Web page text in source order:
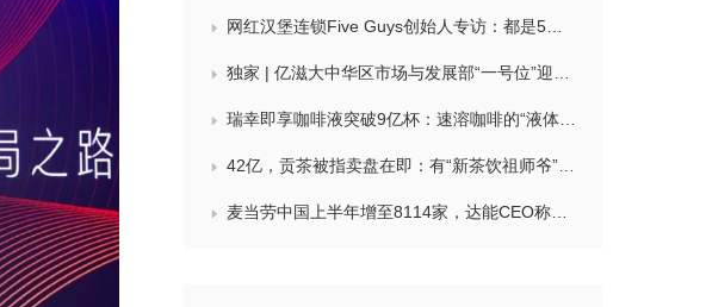
网红汉堡连锁Five Guys创始人专访：都是5个儿子和妻子在打理，绝不会与麦当劳正面竞争，要公司上市或卖盘的建议不时出现
独家 | 亿滋大中华区市场与发展部“一号位”迎来新变动，曲向明将卸任
瑞幸即享咖啡液突破9亿杯：速溶咖啡的“液体时代”是如何炼成的？
42亿，贡茶被指卖盘在即：有“新茶饮祖师爷”之称，贝恩资本拟接手
麦当劳中国上半年增至8114家，达能CEO称现阶段更具进攻性，“小酒馆”海伦司盈警，现代牧业完成收购中国圣牧股权，茶颜悦色合肥首店开业